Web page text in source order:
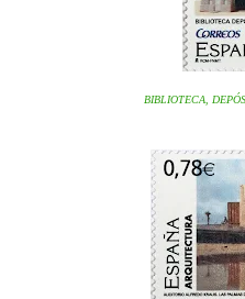
BIBLIOTECA,